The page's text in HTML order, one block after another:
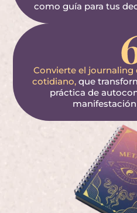
como guía para tus
Convierte el
cotidiano,que
práctica de